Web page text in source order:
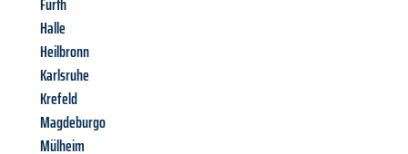
Halle
Heilbronn
Karlsruhe
Krefeld
Magdeburgo
Mülheim